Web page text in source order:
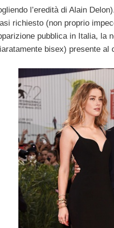
l’eredità di Alain
richiesto (non proprio
pubblica in Italia, la
bisex) presente